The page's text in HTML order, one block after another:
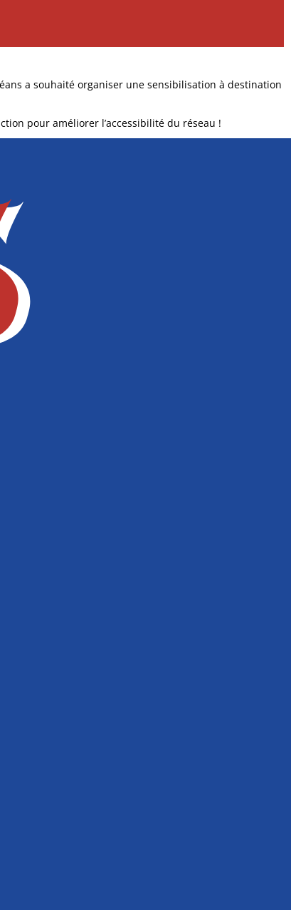
a souhaité organiser une sensibilisation à destination
pour améliorer l’accessibilité du réseau !